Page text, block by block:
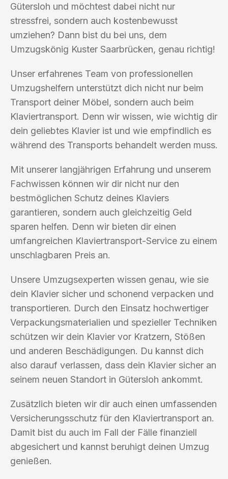
Gütersloh und möchtest dabei nicht nur
stressfrei, sondern auch kostenbewusst
umziehen? Dann bist du bei uns, dem
Umzugskönig Kuster Saarbrücken, genau richtig!
Unser erfahrenes Team von professionellen
Umzugshelfern unterstützt dich nicht nur beim
Transport deiner Möbel, sondern auch beim
Klaviertransport. Denn wir wissen, wie wichtig dir
dein geliebtes Klavier ist und wie empfindlich es
während des Transports behandelt werden muss.
Mit unserer langjährigen Erfahrung und unserem
Fachwissen können wir dir nicht nur den
bestmöglichen Schutz deines Klaviers
garantieren, sondern auch gleichzeitig Geld
sparen helfen. Denn wir bieten dir einen
umfangreichen Klaviertransport-Service zu einem
unschlagbaren Preis an.
Unsere Umzugsexperten wissen genau, wie sie
dein Klavier sicher und schonend verpacken und
transportieren. Durch den Einsatz hochwertiger
Verpackungsmaterialien und spezieller Techniken
schützen wir dein Klavier vor Kratzern, Stößen
und anderen Beschädigungen. Du kannst dich
also darauf verlassen, dass dein Klavier sicher an
seinem neuen Standort in Gütersloh ankommt.
Zusätzlich bieten wir dir auch einen umfassenden
Versicherungsschutz für den Klaviertransport an.
Damit bist du auch im Fall der Fälle finanziell
abgesichert und kannst beruhigt deinen Umzug
genießen.